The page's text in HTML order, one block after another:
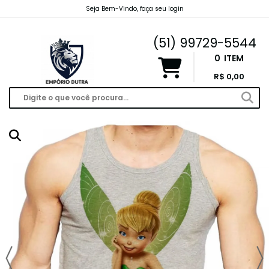
Seja Bem-Vindo, faça seu login
(51) 99729-5544
0 ITEM
R$ 0,00